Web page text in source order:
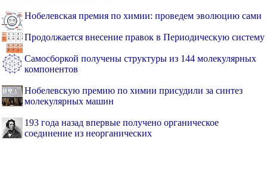
Нобелевская премия по химии: проведем эволюцию сами
Продолжается внесение правок в Периодическую систему
Самосборкой получены структуры из 144 молекулярных
компонентов
Нобелевскую премию по химии присудили за синтез
молекулярных машин
193 года назад впервые получено органическое
соединение из неорганических